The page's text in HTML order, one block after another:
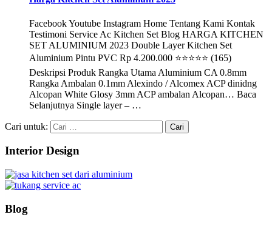
Facebook Youtube Instagram Home Tentang Kami Kontak
Testimoni Service Ac Kitchen Set Blog HARGA KITCHEN
SET ALUMINIUM 2023 Double Layer Kitchen Set
Aluminium Pintu PVC Rp 4.200.000 ⭐⭐⭐⭐⭐ (165)
Deskripsi Produk Rangka Utama Aluminium CA 0.8mm
Rangka Ambalan 0.1mm Alexindo / Alcomex ACP dinidng
Alcopan White Glosy 3mm ACP ambalan Alcopan… Baca
Selanjutnya Single layer – …
Cari untuk:
Interior Design
Blog